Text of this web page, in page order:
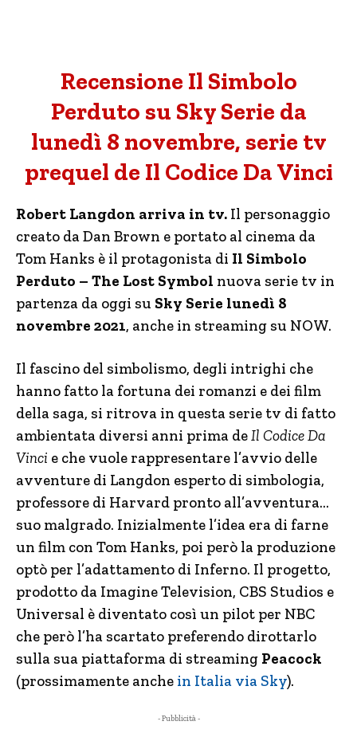
Recensione Il Simbolo
Perduto su Sky Serie da
lunedì 8 novembre, serie tv
prequel de Il Codice Da Vinci
Robert Langdon arriva in tv. Il personaggio
creato da Dan Brown e portato al cinema da
Tom Hanks è il protagonista di Il Simbolo
Perduto – The Lost Symbol nuova serie tv in
partenza da oggi su Sky Serie lunedì 8
novembre 2021, anche in streaming su NOW.
Il fascino del simbolismo, degli intrighi che
hanno fatto la fortuna dei romanzi e dei film
della saga, si ritrova in questa serie tv di fatto
ambientata diversi anni prima deIl Codice Da
Vinci e che vuole rappresentare l’avvio delle
avventure di Langdon esperto di simbologia,
professore di Harvard pronto all’avventura…
suo malgrado. Inizialmente l’idea era di farne
un film con Tom Hanks, poi però la produzione
optò per l’adattamento di Inferno. Il progetto,
prodotto da Imagine Television, CBS Studios e
Universal è diventato così un pilot per NBC
che però l’ha scartato preferendo dirottarlo
sulla sua piattaforma di streaming Peacock
(prossimamente anche in Italia via Sky).
- Pubblicità -